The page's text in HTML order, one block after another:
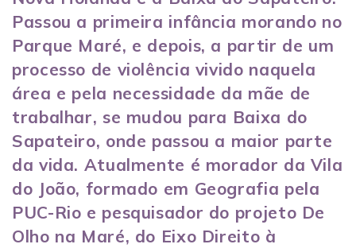
Passou a primeira infância morando no
Parque Maré, e depois, a partir de um
processo de violência vivido naquela
área e pela necessidade da mãe de
trabalhar, se mudou para Baixa do
Sapateiro, onde passou a maior parte
da vida. Atualmente é morador da Vila
do João, formado em Geografia pela
PUC-Rio e pesquisador do projeto De
Olho na Maré, do Eixo Direito à